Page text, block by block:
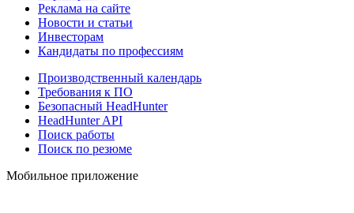
Реклама на сайте
Новости и статьи
Инвесторам
Кандидаты по профессиям
Производственный календарь
Требования к ПО
Безопасный HeadHunter
HeadHunter API
Поиск работы
Поиск по резюме
Мобильное приложение